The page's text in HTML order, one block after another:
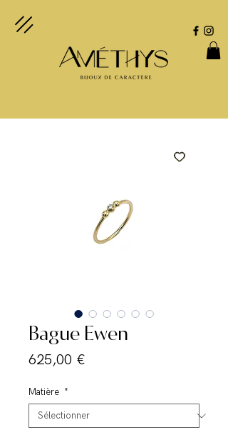
Bague Ewen
625,00 €
Matière *